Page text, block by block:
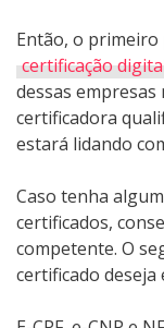
Então, o
certificação
dessas empresas
certificadora
estará lidando
Caso tenha
certificados,
competente. O
certificado deseja